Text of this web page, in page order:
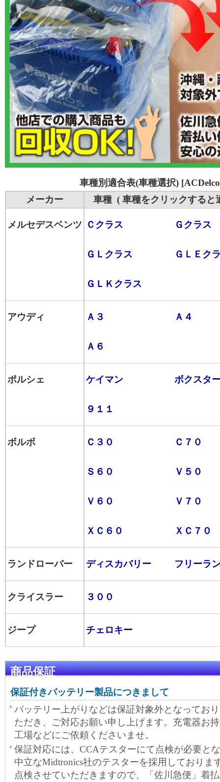
車種別適合表(車種選択)
メーカー
車種 ( 車種をクリックすると
メルセデスベンツ Ｃクラス Ｇクラス
ＧＬクラス ＧＬＥク
ＧＬＫクラス
アウディ Ａ３ Ａ４
Ａ６
ポルシェ ケイマン ボクスタ
９１１
ボルボ Ｃ３０ Ｃ７０
Ｓ６０ Ｖ５０
Ｖ６０ Ｖ７０
ＸＣ６０ ＸＣ７０
ランドローバー ディスカバリー フリーラ
クライスラー ３００
ジープ チェロキー
商品保証
保証付きバッテリー製品につきまして
バッテリー上がりなどは保証対象外となってお
ただき、ご対応お願い申し上げます。充電器お
工場などにご依頼くださいませ。
保証対応には、CCAテスターにて点検が必要と
中立なMidtronics社のテスターを採用しておりま
点検させていただきますので、「佐川急便」着